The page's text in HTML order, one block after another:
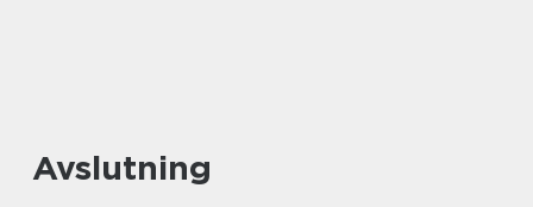
Avslutning